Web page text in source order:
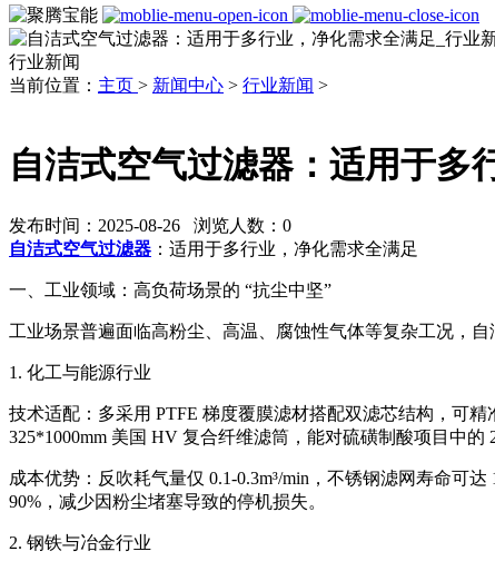
行业新闻
当前位置： 主页 > 新闻中心 > 行业新闻 >
自洁式空气过滤器：适用于多
发布时间：2025-08-26 浏览人数： 0
自洁式空气过滤器 ：适用于多行业，净化需求全满足
一、工业领域：高负荷场景的 “抗尘中坚”
工业场景普遍面临高粉尘、高温、腐蚀性气体等复杂工况，
1. 化工与能源行业
技术适配：多采用 PTFE 梯度覆膜滤材搭配双滤芯结构，可
325*1000mm 美国 HV 复合纤维滤筒，能对硫磺制酸项目中的
成本优势：反吹耗气量仅 0.1-0.3m³/min，不锈钢滤网寿命可
90%，减少因粉尘堵塞导致的停机损失。
2. 钢铁与冶金行业